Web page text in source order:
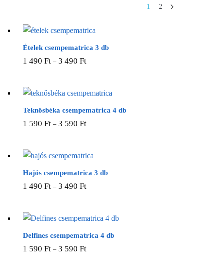
1 2
Ételek csempematrica 3 db
1 490Ft –3 490FtEnnek
több
variációja
van.
a
termékoldalon
Teknősbéka csempematrica 4 db
1 590Ft –3 590FtEnnek
több
variációja
van.
a
termékoldalon
Hajós csempematrica 3 db
1 490Ft –3 490FtEnnek
több
variációja
van.
Delfines csempematrica 4 db
1 590Ft –3 590FtEnnek